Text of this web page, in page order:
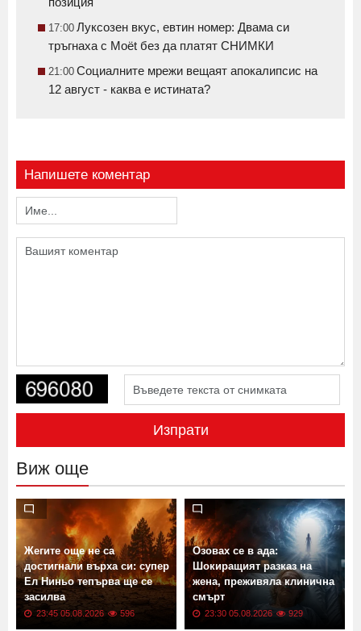
17:00 Луксозен вкус, евтин номер: Двама си
тръгнаха с Moët без да платят СНИМКИ
21:00 Социалните мрежи вещаят апокалипсис на
12 август - каква е истината?
Напишете коментар
Изпрати
Виж още
Жегите още не са
достигнали върха си: супер
Ел Ниньо тепърва ще се
засилва
23:45 05.08.2026 596
Озовах се в ада:
Шокиращият разказ на
жена, преживяла клинична
смърт
23:30 05.08.2026 929